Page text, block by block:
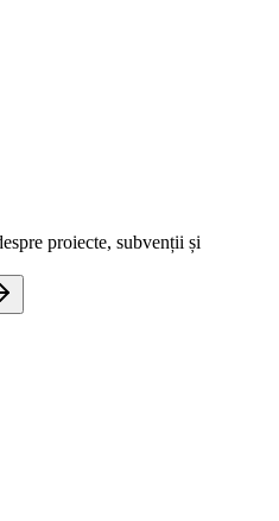
proiecte, subvenții și